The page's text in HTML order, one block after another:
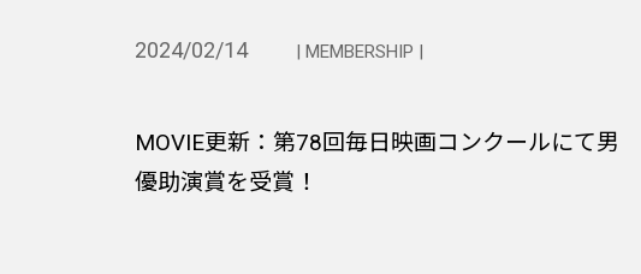
2024/02/14 | MEMBERSHIP |
MOVIE更新：第78回毎日映画コンクールにて男
優助演賞を受賞！